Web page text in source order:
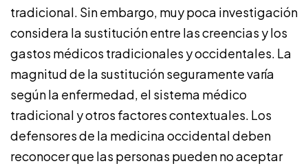
tradicional. Sin embargo, muy poca investigación
considera la sustitución entre las creencias y los
gastos médicos tradicionales y occidentales. La
magnitud de la sustitución seguramente varía
según la enfermedad, el sistema médico
tradicional y otros factores contextuales. Los
defensores de la medicina occidental deben
reconocer que las personas pueden no aceptar